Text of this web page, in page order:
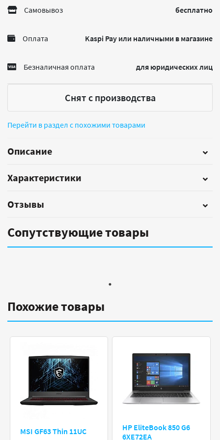
Самовывоз бесплатно
Оплата Kaspi Pay или наличными в магазине
Безналичная оплата для юридических лиц
Снят с производства
Перейти в раздел с похожими товарами
Описание
Характеристики
Отзывы
Сопутствующие товары
Похожие товары
MSI GF63 Thin 11UC
HP EliteBook 850 G6
6XE72EA